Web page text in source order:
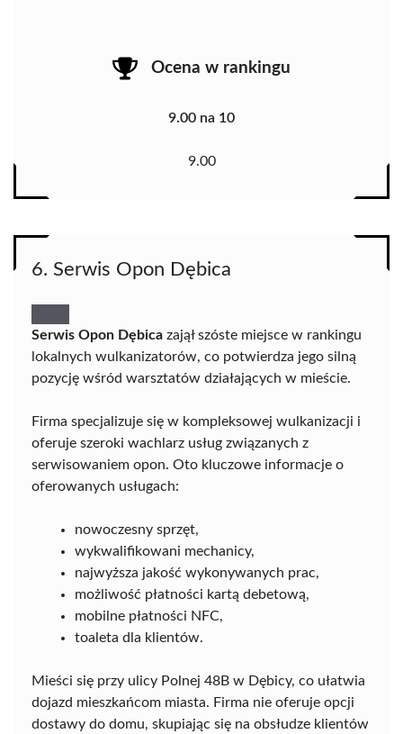
Ocena w rankingu
9.00 na 10
9.00
6. Serwis Opon Dębica
Serwis Opon Dębica zajął szóste miejsce w rankingu
lokalnych wulkanizatorów, co potwierdza jego silną
pozycję wśród warsztatów działających w mieście.
Firma specjalizuje się w kompleksowej wulkanizacji i
oferuje szeroki wachlarz usług związanych z
serwisowaniem opon. Oto kluczowe informacje o
oferowanych usługach:
nowoczesny sprzęt,
wykwalifikowani mechanicy,
najwyższa jakość wykonywanych prac,
możliwość płatności kartą debetową,
mobilne płatności NFC,
toaleta dla klientów.
Mieści się przy ulicy Polnej 48B w Dębicy, co ułatwia
dojazd mieszkańcom miasta. Firma nie oferuje opcji
dostawy do domu, skupiając się na obsłudze klientów